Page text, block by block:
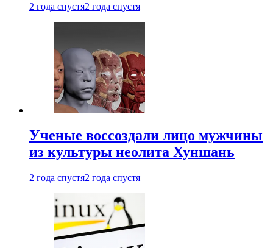
2 года спустя2 года спустя
Ученые воссоздали лицо мужчины
из культуры неолита Хуншань
2 года спустя2 года спустя